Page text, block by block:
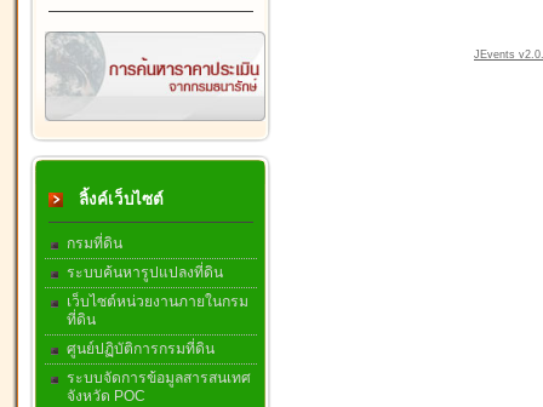
ลิ้งค์เว็บไซต์
กรมที่ดิน
ระบบค้นหารูปแปลงที่ดิน
เว็บไซต์หน่วยงานภายในกรม
ที่ดิน
ศูนย์ปฏิบัติการกรมที่ดิน
ระบบจัดการข้อมูลสารสนเทศ
จังหวัด POC
JEvents